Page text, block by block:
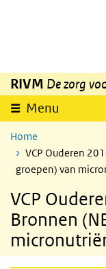
Overslaan en naar de
RIVM De zorg
Menu
Home
VCP Ouderen
groepen) van
VCP
Bronnen